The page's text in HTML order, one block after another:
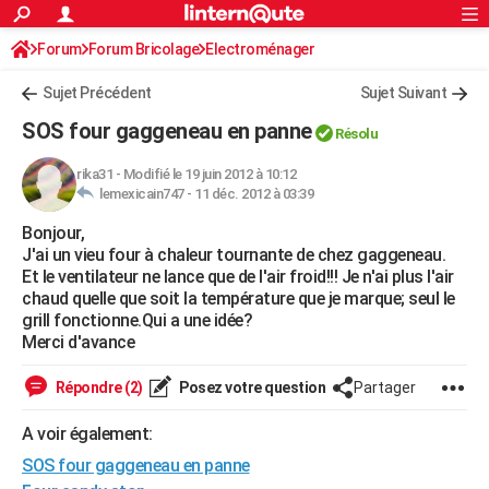
ACTUALITÉS
Politique
Société
Faits Divers
Education
Monde
Villes
+
FINANCE
Retraite
Impôts
Epargne
Immobilier
Risques naturels par ville
Banque
Assurance
Crédit
AUTO
Essais
Réserver un essai
Citadines
Berlines
SUV
Forum auto
+HIGH-TECH
Mobiles
Meilleur smartphone
Internet
Ordinateurs
Jeux vidéo
Guide high-tech
+BRICOLAGE
Forum
Aménagement intérieur
Extérieur
Cuisine
Salle de bains
Jardinage
Rangement
WEEK-END
Guides de France
Escapades
Patrimoine
Expositions
Musées
Week-end nature
LIFESTYLE
SANTE
Alimentation
Guide de la santé
Maladies
Médicaments
Sommeil
VOYAGE
S'inscrire
Connexion
Forum Forum Bricolage Electroménager
Sujet Précédent Sujet Suivant
SOS four gaggeneau en panne Résolu
rika31 - Modifié le 19 juin 2012 à 10:12
lemexicain747 - 11 déc. 2012 à 03:39
Bonjour,
J'ai un vieu four à chaleur tournante de chez gaggeneau.
Et le ventilateur ne lance que de l'air froid!!! Je n'ai plus l'air
chaud quelle que soit la température que je marque; seul le
grill fonctionne.Qui a une idée?
Merci d'avance
Répondre (2) Posez votre question Partager
A voir également:
SOS four gaggeneau en panne